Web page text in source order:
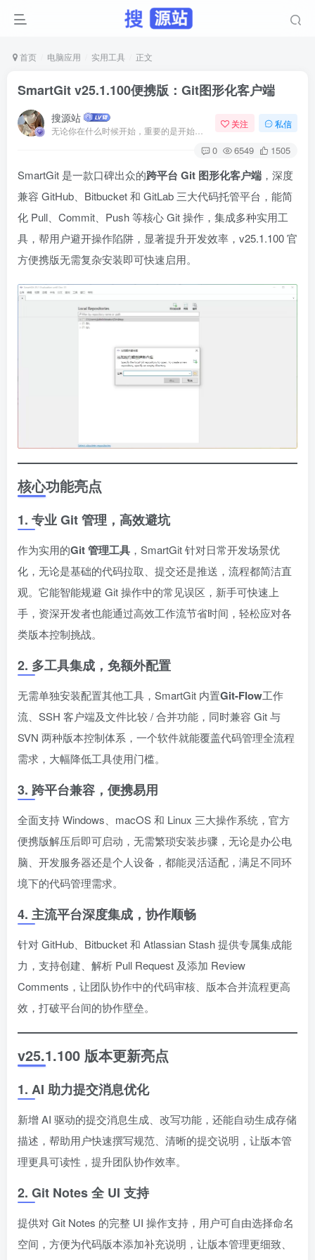
首页 电脑应用 实用工具 正文
SmartGit v25.1.100便携版：Git图形化客户端
搜源站 关注 私信
0 6549 1505
SmartGit 是一款口碑出众的跨平台 Git 图形化客户端 ，深度
兼容 GitHub、Bitbucket 和 GitLab 三大代码托管平台，能简
化 Pull、Commit、Push 等核心 Git 操作，集成多种实用工
具，帮用户避开操作陷阱，显著提升开发效率，v25.1.100 官
方便携版无需复杂安装即可快速启用。
核心功能亮点
1. 专业 Git 管理，高效避坑
作为实用的Git 管理工具 ，SmartGit 针对日常开发场景优
化，无论是基础的代码拉取、提交还是推送，流程都简洁直
观。它能智能规避 Git 操作中的常见误区，新手可快速上
手，资深开发者也能通过高效工作流节省时间，轻松应对各
类版本控制挑战。
2. 多工具集成，免额外配置
无需单独安装配置其他工具，SmartGit 内置Git-Flow工作
流、SSH 客户端及文件比较 / 合并功能，同时兼容 Git 与
SVN 两种版本控制体系，一个软件就能覆盖代码管理全流程
需求，大幅降低工具使用门槛。
3. 跨平台兼容，便携易用
全面支持 Windows、macOS 和 Linux 三大操作系统，官方
便携版解压后即可启动，无需繁琐安装步骤，无论是办公电
脑、开发服务器还是个人设备，都能灵活适配，满足不同环
境下的代码管理需求。
4. 主流平台深度集成，协作顺畅
针对 GitHub、Bitbucket 和 Atlassian Stash 提供专属集成能
力，支持创建、解析 Pull Request 及添加 Review
Comments，让团队协作中的代码审核、版本合并流程更高
效，打破平台间的协作壁垒。
v25.1.100 版本更新亮点
1. AI 助力提交消息优化
新增 AI 驱动的提交消息生成、改写功能，还能自动生成存储
描述，帮助用户快速撰写规范、清晰的提交说明，让版本管
理更具可读性，提升团队协作效率。
2. Git Notes 全 UI 支持
提供对 Git Notes 的完整 UI 操作支持，用户可自由选择命名
空间，方便为代码版本添加补充说明，让版本管理更细致、